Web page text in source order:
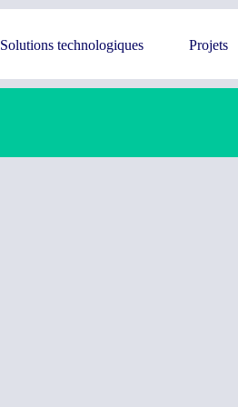
Solutions technologiques Projets